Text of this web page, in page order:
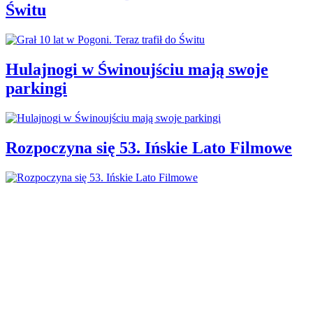
Świtu
Hulajnogi w Świnoujściu mają swoje
parkingi
Rozpoczyna się 53. Ińskie Lato Filmowe